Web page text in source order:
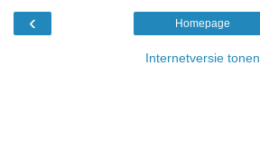
‹ Homepage
Internetversie tonen